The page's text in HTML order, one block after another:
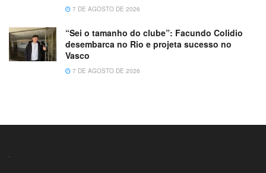
7 DE AGOSTO DE 2026
“Sei o tamanho do clube”: Facundo Colidio
desembarca no Rio e projeta sucesso no
Vasco
7 DE AGOSTO DE 2026